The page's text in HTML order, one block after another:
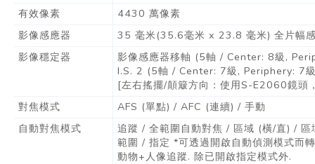
有效像素
4430 萬像素
影像感應器
35 毫米(35.6毫米 x 23.8 毫米) 全片幅
影像穩定器
影像感應器移軸 (5軸 / Center: 8級,
I.S. 2 (5軸 / Center: 7級, Periphery: 7
[左右搖擺/顛簸方向：使用S-E2060鏡頭
對焦模式
AFS (單點) / AFC (連續) / 手動
自動對焦模式
追蹤 / 全範圍自動對焦 / 區域 (橫/直) /
範圍 / 指定 *可透過開啟自動偵測模式而
動物+人像追蹤. 除已開啟指定模式外.